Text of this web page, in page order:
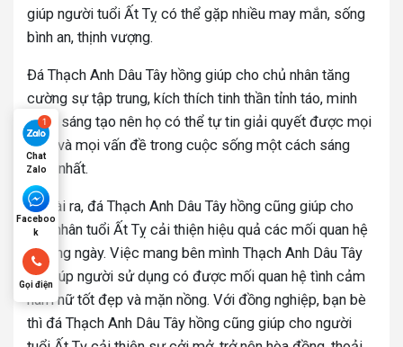
giúp người tuổi Ất Tỵ có thể gặp nhiều may mắn, sống
bình an, thịnh vượng.
Đá Thạch Anh Dâu Tây hồng giúp cho chủ nhân tăng
cường sự tập trung, kích thích tinh thần tỉnh táo, minh
mẫn, sáng tạo nên họ có thể tự tin giải quyết được mọi
việc và mọi vấn đề trong cuộc sống một cách sáng
suốt nhất.
Ngoài ra, đá Thạch Anh Dâu Tây hồng cũng giúp cho
chủ nhân tuổi Ất Tỵ cải thiện hiệu quả các mối quan hệ
thường ngày. Việc mang bên mình Thạch Anh Dâu Tây
sẽ giúp người sử dụng có được mối quan hệ tình cảm
nam nữ tốt đẹp và mặn nồng. Với đồng nghiệp, bạn bè
thì đá Thạch Anh Dâu Tây hồng cũng giúp cho người
Chat
Zalo
Faceboo
k
Gọi điện